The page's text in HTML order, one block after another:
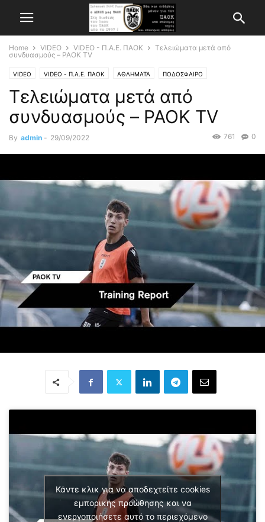
Home VIDEO VIDEO - Π.Α.Ε. ΠΑΟΚ
Τελειώματα μετά από
συνδυασμούς – PAOK TV
VIDEO VIDEO - Π.Α.Ε. ΠΑΟΚ ΑΘΛΗΜΑΤΑ ΠΟΔΟΣΦΑΙΡΟ
Τελειώματα μετά από
συνδυασμούς – PAOK TV
By admin - 29/09/2022 0
761
Κάντε κλικ για να αποδεχτείτε cookies
εμπορικής προώθησης και να
ενεργοποιήσετε αυτό το περιεχόμενο